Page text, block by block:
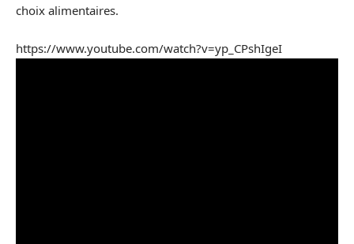
choix alimentaires.
https://www.youtube.com/watch?v=yp_CPshIgeI